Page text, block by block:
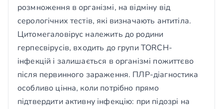
розмноження в організмі, на відміну від
серологічних тестів, які визначають антитіла.
Цитомегаловірус належить до родини
герпесвірусів, входить до групи TORCH-
інфекцій і залишається в організмі пожиттєво
після первинного зараження. ПЛР-діагностика
особливо цінна, коли потрібно прямо
підтвердити активну інфекцію: при підозрі на